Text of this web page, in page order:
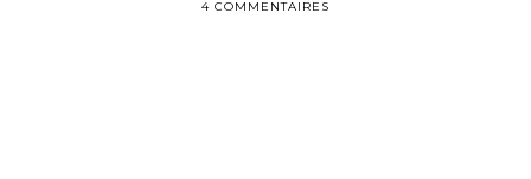
4 COMMENTAIRES